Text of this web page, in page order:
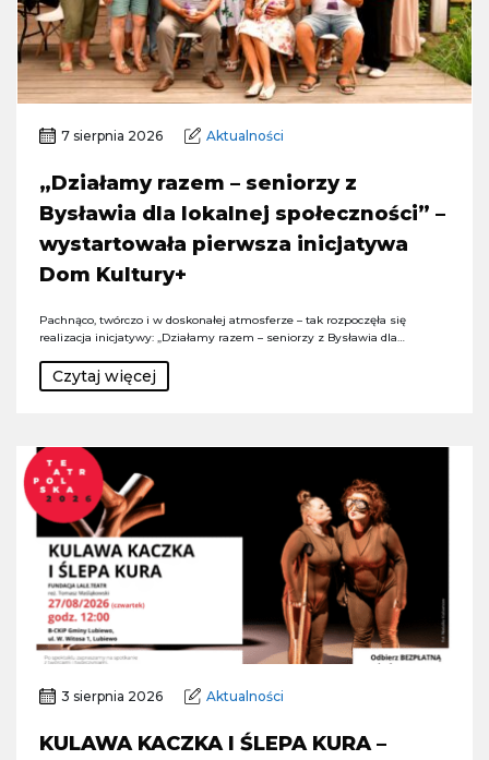
7 sierpnia 2026 Aktualności
„Działamy razem – seniorzy z
Bysławia dla lokalnej społeczności” –
wystartowała pierwsza inicjatywa
Dom Kultury+
Pachnąco, twórczo i w doskonałej atmosferze – tak rozpoczęła się
realizacja inicjatywy: „Działamy razem – seniorzy z Bysławia dla…
Czytaj więcej
3 sierpnia 2026 Aktualności
KULAWA KACZKA I ŚLEPA KURA –